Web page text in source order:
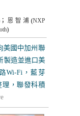
恩智浦 (NXP
)
美國中加州聯
製造並進口美
Wi-Fi，藍芽
理，聯發科積